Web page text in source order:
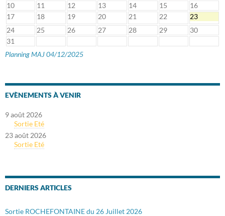
10
11 12 13 14 15
16
17
18 19 20 21 22
23
24
25 26 27 28 29
30
31
Planning MAJ 04/12/2025
EVÈNEMENTS À VENIR
9 août 2026
Sortie Eté
23 août 2026
Sortie Eté
DERNIERS ARTICLES
Sortie ROCHEFONTAINE du 26 Juillet 2026